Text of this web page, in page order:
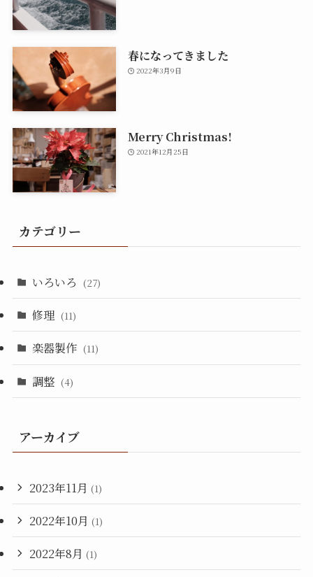
春になってきました
2022年3月9日
Merry Christmas!
2021年12月25日
カテゴリー
いろいろ (27)
修理 (11)
楽器製作 (11)
調整 (4)
アーカイブ
2023年11月 (1)
2022年10月 (1)
2022年8月 (1)